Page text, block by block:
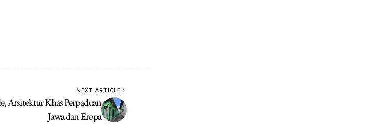
NEXT ARTICLE
Arsitektur Khas Perpaduan
Jawa dan Eropa